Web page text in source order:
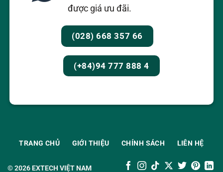
được giá ưu đãi.
(028) 668 357 66
(+84)94 777 888 4
© 2026EXTECH VIỆT NAM
TRANG CHỦ GIỚI THIỆU CHÍNH SÁCH LIÊN HỆ